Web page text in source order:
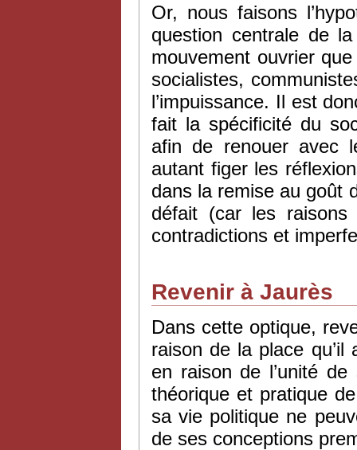
Or, nous faisons
question centrale de
mouvement ouvrier
socialistes,
l’impuissance. Il est
fait la spécificité du
afin de renouer avec
autant figer les
dans la remise au goût
défait (car les
contradictions et
Revenir à Jaurès
Dans cette optique,
raison de la place
en raison de l’unité
théorique et pratique
sa vie politique ne
de ses conceptions